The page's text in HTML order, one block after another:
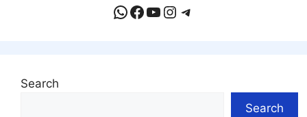
WhatsApp
Facebook
YouTube
Instagram
Telegram
Search
Search